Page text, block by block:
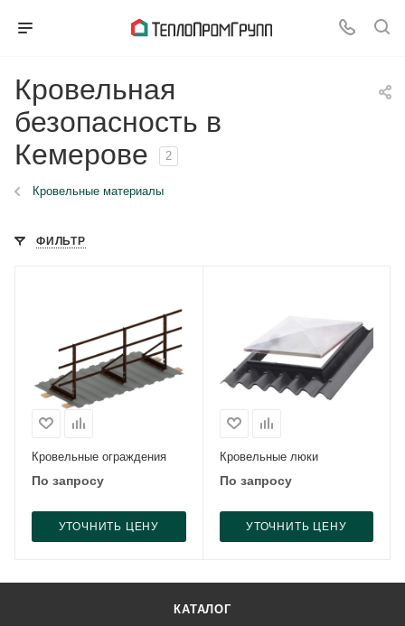
Кровельная
безопасность в
Кемерове
2
Кровельные материалы
ФИЛЬТР
Кровельные ограждения
По запросу
УТОЧНИТЬ ЦЕНУ
Кровельные люки
По запросу
УТОЧНИТЬ ЦЕНУ
КАТАЛОГ